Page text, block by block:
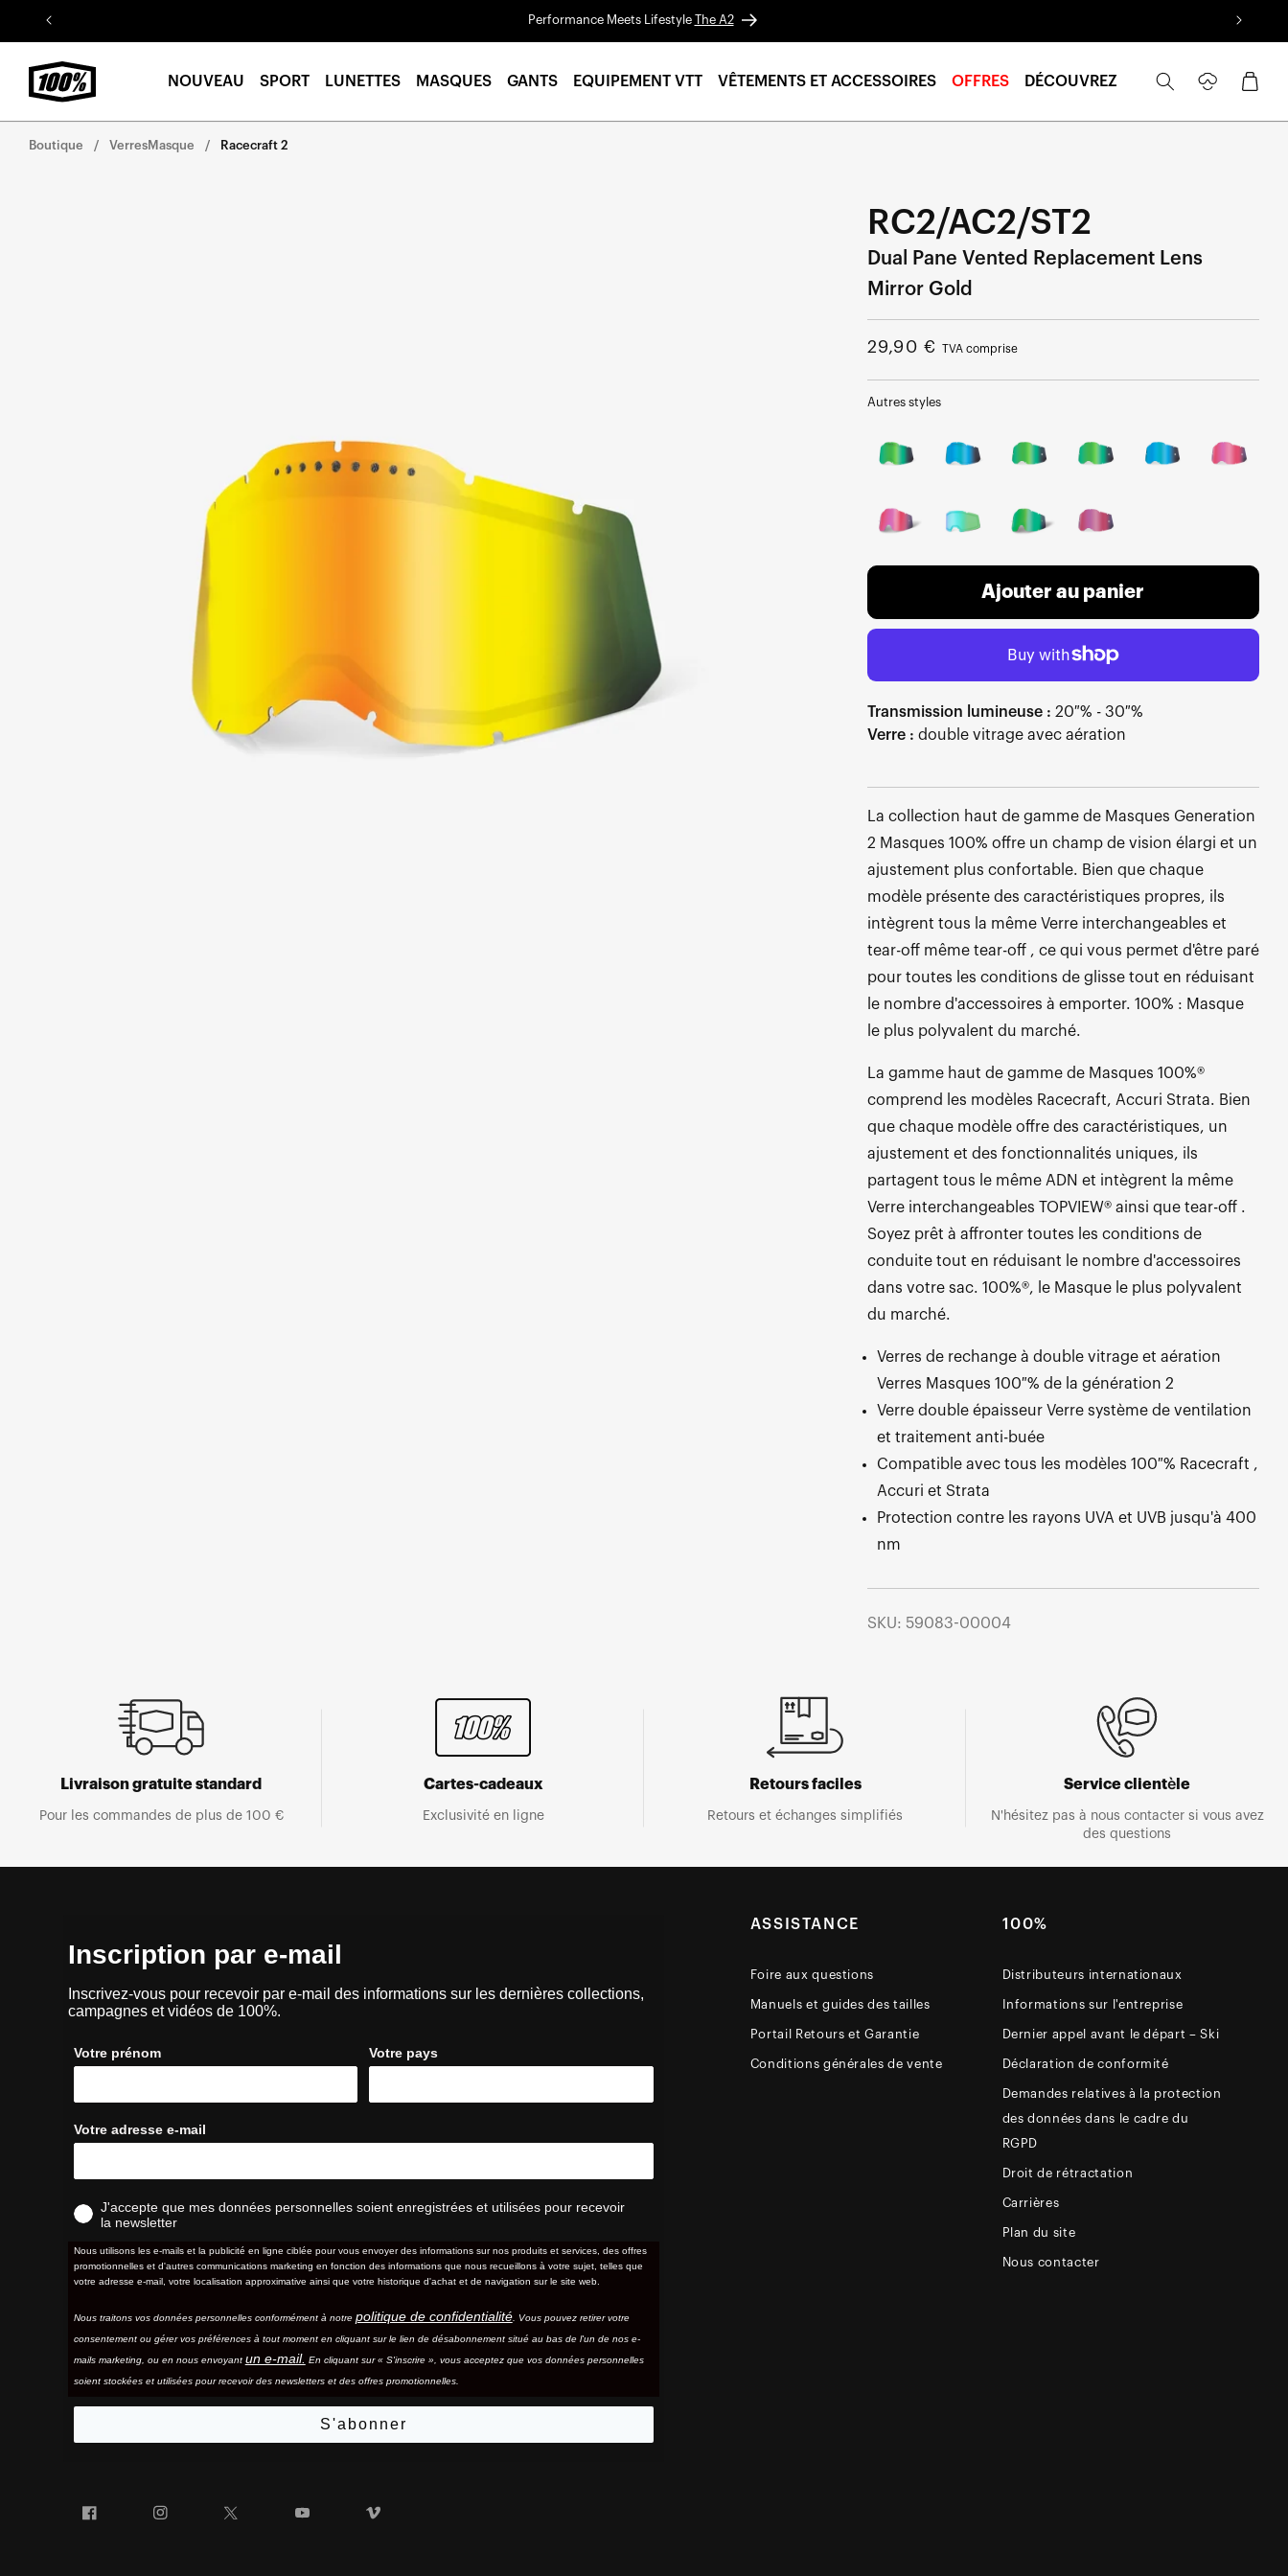
Aller au
contenu
Performance Meets Lifestyle The A2
NOUVEAU SPORT LUNETTES MASQUES GANTS EQUIPEMENT VTT VÊTEMENTS ET ACCESSOIRES OFFRES DÉCOUVREZ
connecter
Panier
Boutique VerresMasque Racecraft 2
RC2/AC2/ST2
Dual Pane Vented Replacement Lens
Mirror Gold
Prix
29,90 € TVA comprise
Autres styles
Ajouter au panier
Transmission lumineuse : 20 % - 30 %
Verre : double vitrage avec aération
La collection haut de gamme de Masques Generation
2 Masques 100% offre un champ de vision élargi et un
ajustement plus confortable. Bien que chaque
modèle présente des caractéristiques propres, ils
intègrent tous la même Verre interchangeables et
tear-off même tear-off , ce qui vous permet d'être paré
pour toutes les conditions de glisse tout en réduisant
le nombre d'accessoires à emporter. 100% : Masque
le plus polyvalent du marché.
La gamme haut de gamme de Masques 100%®
comprend les modèles Racecraft, Accuri Strata. Bien
que chaque modèle offre des caractéristiques, un
ajustement et des fonctionnalités uniques, ils
partagent tous le même ADN et intègrent la même
Verre interchangeables TOPVIEW® ainsi que tear-off .
Soyez prêt à affronter toutes les conditions de
conduite tout en réduisant le nombre d'accessoires
dans votre sac. 100%®, le Masque le plus polyvalent
du marché.
Verres de rechange à double vitrage et aération
Verres Masques 100 % de la génération 2
Verre double épaisseur Verre système de ventilation
et traitement anti-buée
Compatible avec tous les modèles 100 % Racecraft ,
Accuri et Strata
Protection contre les rayons UVA et UVB jusqu'à 400
nm
SKU: 59083-00004
Livraison gratuite standard
Pour les commandes de plus de 100 €
Cartes-cadeaux
Exclusivité en ligne
Retours faciles
Retours et échanges simplifiés
Service clientèle
N'hésitez pas à nous contacter si vous avez
des questions
Inscription par e-mail
Inscrivez-vous pour recevoir par e-mail des informations sur les dernières collections,
campagnes et vidéos de 100%.
Votre prénom Votre pays
Votre adresse e-mail
J'accepte que mes données personnelles soient enregistrées et utilisées pour recevoir
la newsletter
Nous utilisons les e-mails et la publicité en ligne ciblée pour vous envoyer des informations sur nos produits et services, des offres
promotionnelles et d'autres communications marketing en fonction des informations que nous recueillons à votre sujet, telles que
votre adresse e-mail, votre localisation approximative ainsi que votre historique d'achat et de navigation sur le site web.
Nous traitons vos données personnelles conformément à notre politique de confidentialité. Vous pouvez retirer votre
consentement ou gérer vos préférences à tout moment en cliquant sur le lien de désabonnement situé au bas de l'un de nos e-
mails marketing, ou en nous envoyant un e-mail. En cliquant sur « S'inscrire », vous acceptez que vos données personnelles
soient stockées et utilisées pour recevoir des newsletters et des offres promotionnelles.
S'abonner
Facebook Instagram YouTube
ASSISTANCE
Foire aux questions
Manuels et guides des tailles
Portail Retours et Garantie
Conditions générales de vente
100%
Distributeurs internationaux
Informations sur l'entreprise
Dernier appel avant le départ – Ski
Déclaration de conformité
Demandes relatives à la protection
des données dans le cadre du
RGPD
Droit de rétractation
Carrières
Plan du site
Nous contacter